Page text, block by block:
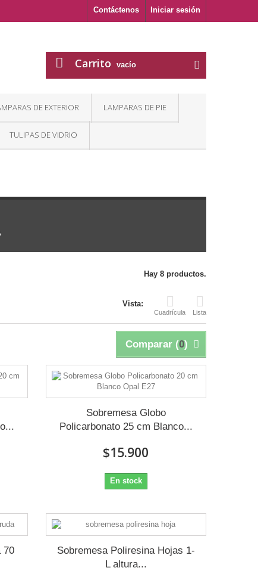
Iniciar sesión
Contáctenos
Carrito vacío
DE EXTERIOR LAMPARAS DE PIE
TULIPAS DE VIDRIO
Hay 8 productos.
Vista:
Cuadrícula Lista
Comparar (0)
Sobremesa Globo
Policarbonato 25 cm Blanco...
$15.900
En stock
70
Sobremesa Poliresina Hojas 1-
L altura...